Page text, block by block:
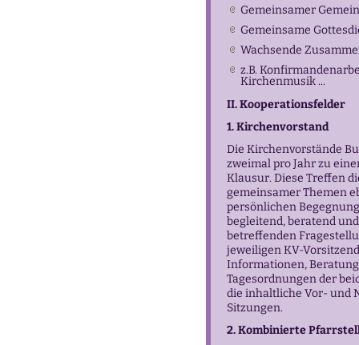
Gemeinsamer
Gemeinsame
Wachsende
z.B.
Kirchenmusik ...
II. Kooperationsfelder
1. Kirchenvorstand
Die Kirchenvorstände
zweimal pro Jahr zu
Klausur. Diese Treffen
gemeinsamer Themen
persönlichen
begleitend, beratend
betreffenden
jeweiligen KV-
Informationen,
Tagesordnungen der
die inhaltliche Vor- und
Sitzungen.
2. Kombinierte